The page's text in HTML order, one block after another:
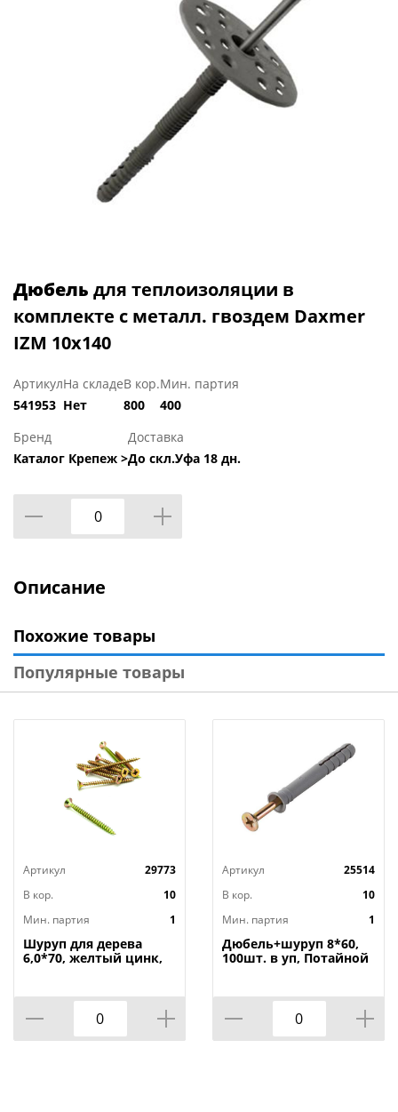
Дюбель для теплоизоляции в
комплекте с металл. гвоздем Daxmer
IZМ 10х140
Артикул
541953
На складе
Нет
В кор.
800
Мин. партия
400
Бренд
Каталог Крепеж >
Доставка
До скл.Уфа 18 дн.
Описание
Похожие товары
Популярные товары
Артикул
29773
В кор.
10
Мин. партия
1
Шуруп для дерева
6,0*70, желтый цинк,
Артикул
25514
В кор.
10
Мин. партия
1
Дюбель+шуруп 8*60,
100шт. в уп, Потайной